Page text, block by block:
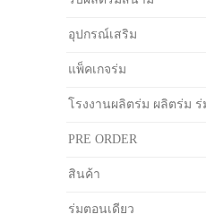
อุปกรณ์เสริม
แพ็คเกจร่ม
โรงงานผลิตร่ม ผลิตร่ม
PRE ORDER
สินค้า
ร่มตอนเดียว